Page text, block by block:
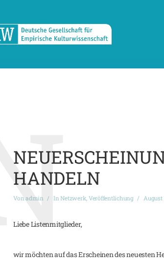
HANDELN
Vonadmin InNetzwerk,Veröffentlichung August
N
Liebe Listenmitglieder,
wir möchten auf das Erscheinen des neuesten